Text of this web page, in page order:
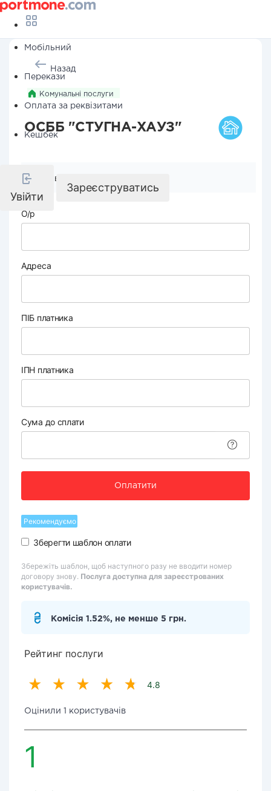
Мобільний
Перекази
Оплата за реквізитами
Кешбек
Увійти
Зареєструватись
Назад
Комунальні послуги
ОСББ "СТУГНА-ХАУЗ"
Реквізити компанії
О/р
Адреса
ПІБ платника
ІПН платника
Сума до сплати
Оплатити
Рекомендуємо
Зберегти шаблон оплати
Збережіть шаблон, щоб наступного разу не вводити номер
договору знову. Послуга доступна для зареєстрованих
користувачів.
Комісія 1.52%, не менше 5 грн.
Рейтинг послуги
4.8
Оцінили 1 користувачів
1